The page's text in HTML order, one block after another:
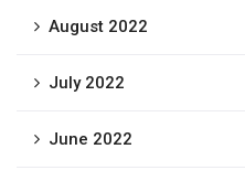
August 2022
July 2022
June 2022